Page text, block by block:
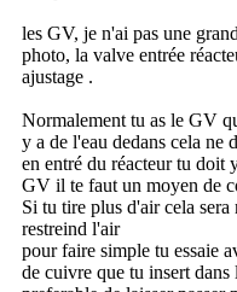
les GV, je n'ai pas une
photo, la valve entrée
ajustage .
Normalement tu as le GV
y a de l'eau dedans cela ne
en entré du réacteur tu doit
GV il te faut un moyen de
Si tu tire plus d'air cela
restreind l'air
pour faire simple tu essaie
de cuivre que tu insert